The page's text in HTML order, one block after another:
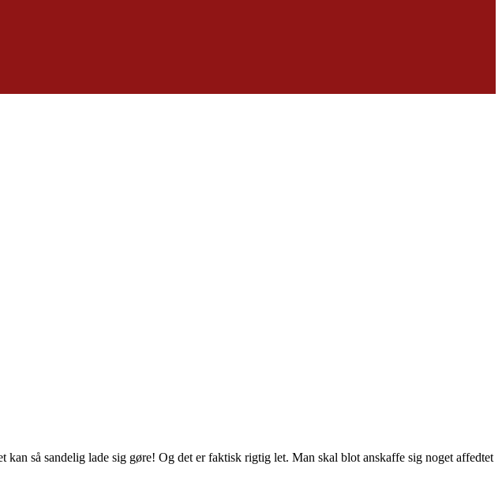
så sandelig lade sig gøre! Og det er faktisk rigtig let. Man skal blot anskaffe sig noget affedtet